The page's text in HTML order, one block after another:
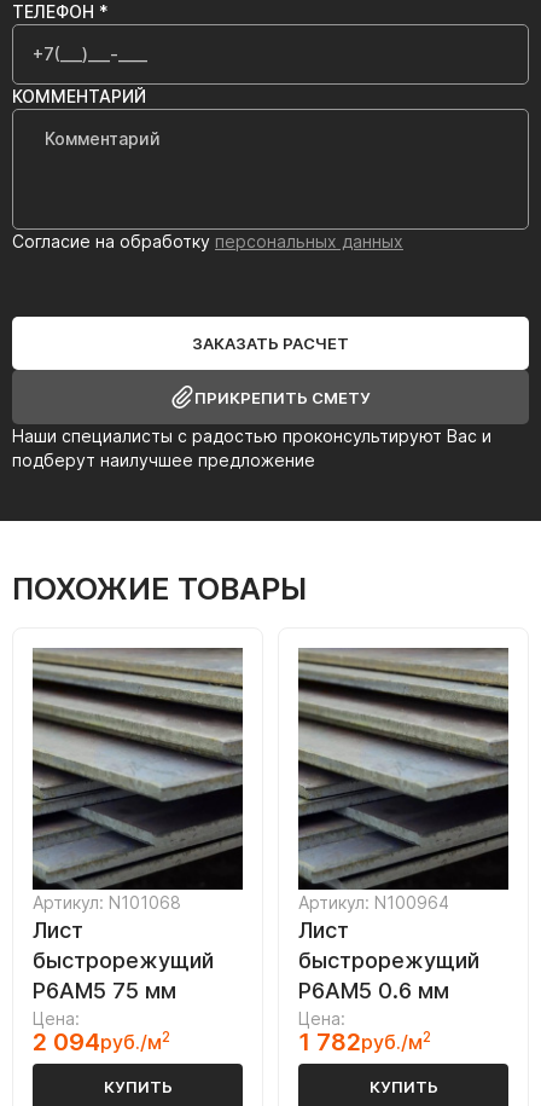
Наши специалисты с радостью проконсультируют Вас и
подберут наилучшее предложение
ТЕЛЕФОН *
КОММЕНТАРИЙ
Согласие на обработку персональных данных
ЗАКАЗАТЬ РАСЧЕТ
ПРИКРЕПИТЬ СМЕТУ
ПОХОЖИЕ ТОВАРЫ
Артикул: N101068
Лист
быстрорежущий
Р6АМ5 75 мм
Цена:
2 094руб./м2
КУПИТЬ
Артикул: N100964
Лист
быстрорежущий
Р6АМ5 0.6 мм
Цена:
1 782руб./м2
КУПИТЬ